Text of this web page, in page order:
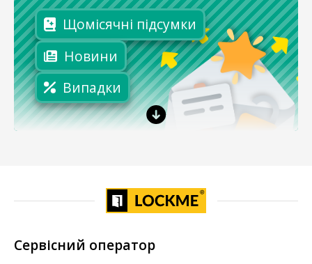
Щомісячні підсумки
Новини
Випадки
Сервісний оператор